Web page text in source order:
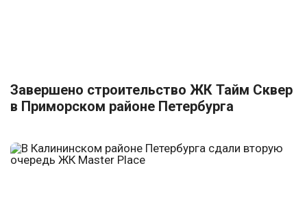
Завершено строительство ЖК Тайм Сквер
в Приморском районе Петербурга